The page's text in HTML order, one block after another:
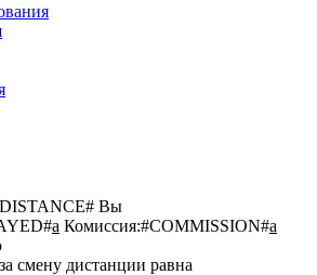
Вы
a Комиссия:#COMMISSION#a
смену дистанции равна